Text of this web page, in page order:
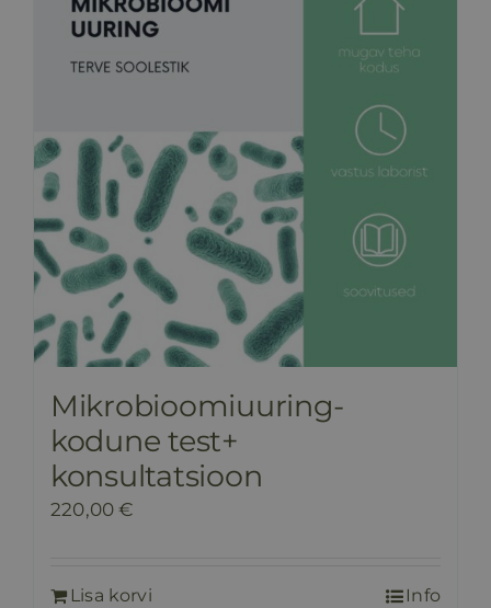
Mikrobioomiuuring-
kodune test+
konsultatsioon
220,00€
Lisa korvi Info